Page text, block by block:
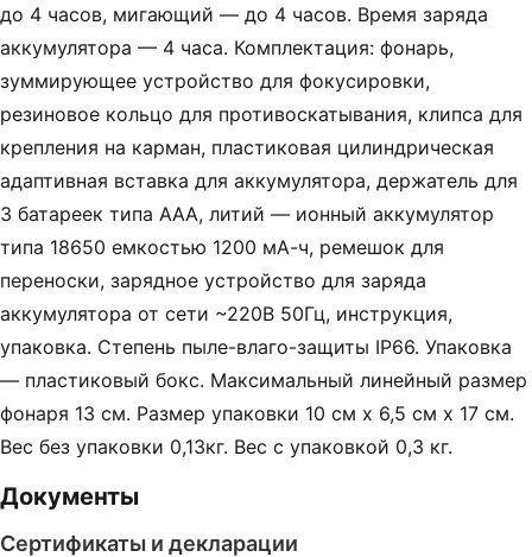
до 4 часов, мигающий — до 4 часов. Время заряда
аккумулятора — 4 часа. Комплектация: фонарь,
зуммирующее устройство для фокусировки,
резиновое кольцо для противоскатывания, клипса для
крепления на карман, пластиковая цилиндрическая
адаптивная вставка для аккумулятора, держатель для
3 батареек типа ААА, литий — ионный аккумулятор
типа 18650 емкостью 1200 мА-ч, ремешок для
переноски, зарядное устройство для заряда
аккумулятора от сети ~220В 50Гц, инструкция,
упаковка. Степень пыле-влаго-защиты IP66. Упаковка
— пластиковый бокс. Максимальный линейный размер
фонаря 13 см. Размер упаковки 10 см x 6,5 см x 17 см.
Вес без упаковки 0,13кг. Вес с упаковкой 0,3 кг.
Документы
Сертификаты и декларации